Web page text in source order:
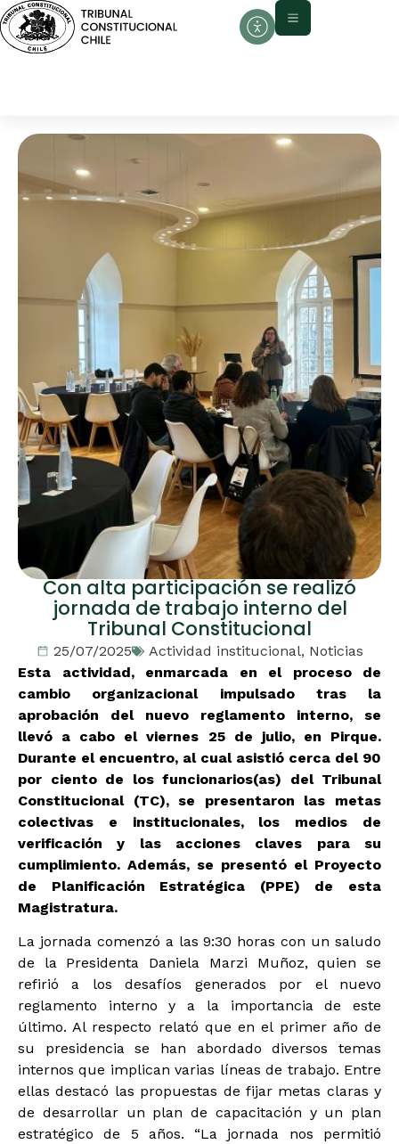
Con alta participación se realizó
jornada de trabajo interno del
Tribunal Constitucional
25/07/2025 Actividad institucional, Noticias
Esta actividad, enmarcada en el proceso de
cambio organizacional impulsado tras la
aprobación del nuevo reglamento interno, se
llevó a cabo el viernes 25 de julio, en Pirque.
Durante el encuentro, al cual asistió cerca del 90
por ciento de los funcionarios(as) del Tribunal
Constitucional (TC), se presentaron las metas
colectivas e institucionales, los medios de
verificación y las acciones claves para su
cumplimiento. Además, se presentó el Proyecto
de Planificación Estratégica (PPE) de esta
Magistratura.
La jornada comenzó a las 9:30 horas con un saludo
de la Presidenta Daniela Marzi Muñoz, quien se
refirió a los desafíos generados por el nuevo
reglamento interno y a la importancia de este
último. Al respecto relató que en el primer año de
su presidencia se han abordado diversos temas
internos que implican varias líneas de trabajo. Entre
ellas destacó las propuestas de fijar metas claras y
de desarrollar un plan de capacitación y un plan
estratégico de 5 años. “La jornada nos permitió